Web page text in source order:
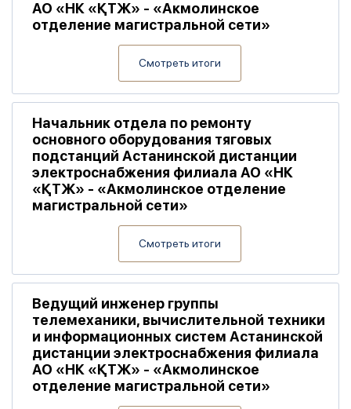
АО «НК «ҚТЖ» - «Акмолинское
отделение магистральной сети»
Смотреть итоги
Начальник отдела по ремонту
основного оборудования тяговых
подстанций Астанинской дистанции
электроснабжения филиала АО «НК
«ҚТЖ» - «Акмолинское отделение
магистральной сети»
Смотреть итоги
Ведущий инженер группы
телемеханики, вычислительной техники
и информационных систем Астанинской
дистанции электроснабжения филиала
АО «НК «ҚТЖ» - «Акмолинское
отделение магистральной сети»